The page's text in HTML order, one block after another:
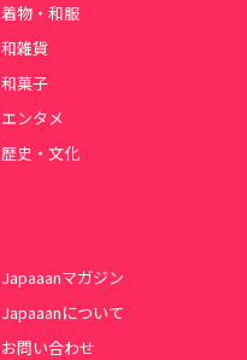
着物・和服
和雑貨
和菓子
エンタメ
歴史・文化
Japaaanマガジン
Japaaanについて
お問い合わせ